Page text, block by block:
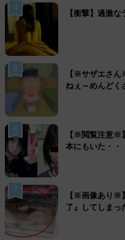
4
【衝撃】過激
5
【※サザエさ
ねぇ～めんどく
6
【※閲覧注意※
本にもいた・・
7
【※画像あり※
了』してしまっ